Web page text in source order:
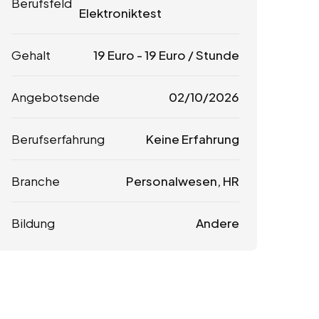
Berufsfeld
Elektroniktest
Gehalt 19 Euro -19 Euro / Stunde
Angebotsende 02/10/2026
Berufserfahrung Keine Erfahrung
Branche Personalwesen, HR
Bildung Andere